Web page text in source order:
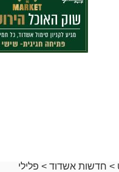
> חדשות אשדוד > פלילי